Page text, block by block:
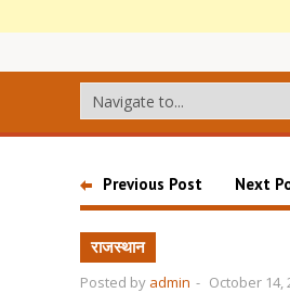
Previous Post Next
राजस्थान
Posted by admin - October 14,